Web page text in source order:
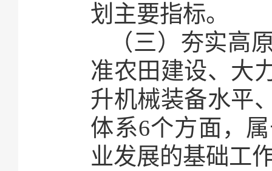
划主要指标。
（三）夯实高
准农田建设、大
升机械装备水平
体系6个方面，
业发展的基础工